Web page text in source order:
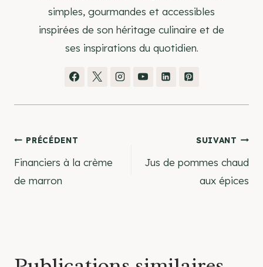
simples, gourmandes et accessibles
inspirées de son héritage culinaire et de
ses inspirations du quotidien.
Navigation
de
PRÉCÉDENT
Financiers à la crème
de marron
SUIVANT
Jus de pommes chaud
aux épices